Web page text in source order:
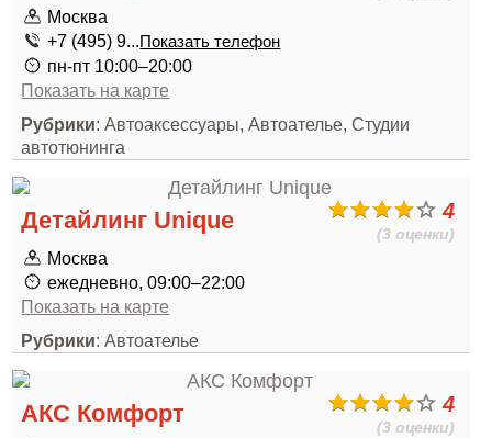
Москва
+7 (495) 9...Показать телефон
пн-пт 10:00–20:00
Показать на карте
Рубрики: Автоаксессуары, Автоателье, Студии
автотюнинга
4
(3 оценки)
Детайлинг Unique
Москва
ежедневно, 09:00–22:00
Показать на карте
Рубрики: Автоателье
4
(3 оценки)
АКС Комфорт